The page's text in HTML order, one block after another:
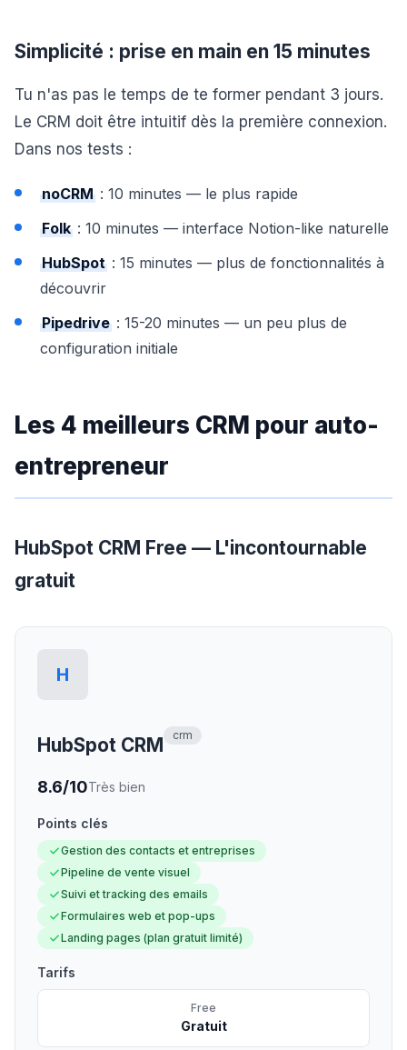
Simplicité : prise en main en 15 minutes
Tu n'as pas le temps de te former pendant 3 jours.
Le CRM doit être intuitif dès la première connexion.
Dans nos tests :
noCRM : 10 minutes — le plus rapide
Folk : 10 minutes — interface Notion-like naturelle
HubSpot : 15 minutes — plus de fonctionnalités à
découvrir
Pipedrive : 15-20 minutes — un peu plus de
configuration initiale
Les 4 meilleurs CRM pour auto-
entrepreneur
HubSpot CRM Free — L'incontournable
gratuit
H
HubSpot CRM crm
8.6/10Très bien
Points clés
Gestion des contacts et entreprises
Pipeline de vente visuel
Suivi et tracking des emails
Formulaires web et pop-ups
Landing pages (plan gratuit limité)
Tarifs
Free
Gratuit